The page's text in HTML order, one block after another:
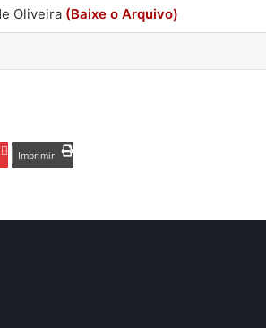
Oliveira (Baixe o Arquivo)
Imprimir